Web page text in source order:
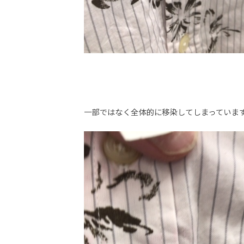
一部ではなく全体的に移染してしまっています